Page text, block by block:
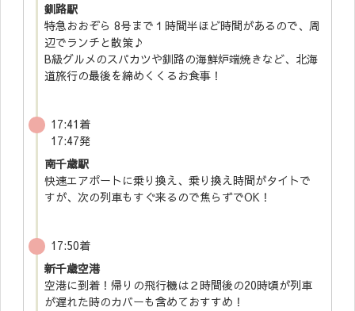
釧路駅
特急おおぞら 8号まで１時間半ほど時間があるので、周
辺でランチと散策♪
B級グルメのスパカツや釧路の海鮮炉端焼きなど、北海
道旅行の最後を締めくくるお食事！
17:41着
17:47発
南千歳駅
快速エアポートに乗り換え、乗り換え時間がタイトで
すが、次の列車もすぐ来るので焦らずでOK！
17:50着
新千歳空港
空港に到着！帰りの飛行機は２時間後の20時頃が列車
が遅れた時のカバーも含めておすすめ！